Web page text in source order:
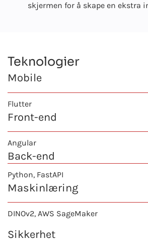
skjermen for å skape en ekstra
Teknologier
Mobile
Flutter
Front-end
Angular
Back-end
Python, FastAPI
Maskinlæring
DINOv2, AWS SageMaker
Sikkerhet